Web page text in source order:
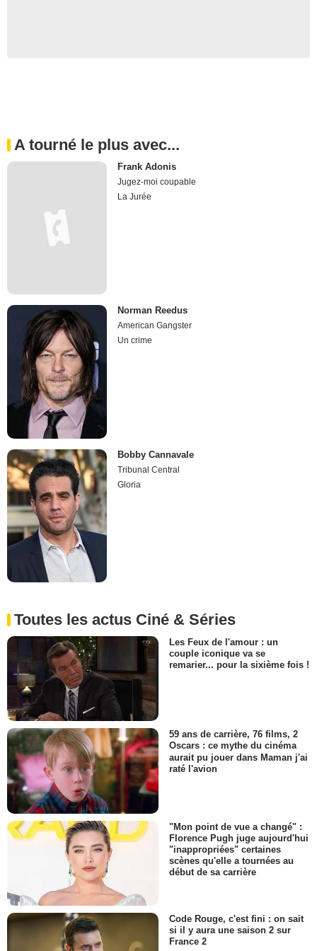
A tourné le plus avec...
Frank Adonis
Jugez-moi coupable
La Jurée
Norman Reedus
American Gangster
Un crime
Bobby Cannavale
Tribunal Central
Gloria
Toutes les actus Ciné & Séries
Les Feux de l'amour : un
couple iconique va se
remarier... pour la sixième fois !
59 ans de carrière, 76 films, 2
Oscars : ce mythe du cinéma
aurait pu jouer dans Maman j'ai
raté l'avion
"Mon point de vue a changé" :
Florence Pugh juge aujourd'hui
"inappropriées" certaines
scènes qu'elle a tournées au
début de sa carrière
Code Rouge, c'est fini : on sait
si il y aura une saison 2 sur
France 2